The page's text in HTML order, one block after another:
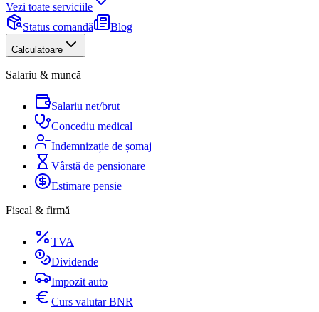
Vezi toate serviciile
Status comandă
Blog
Calculatoare
Salariu & muncă
Salariu net/brut
Concediu medical
Indemnizație de șomaj
Vârstă de pensionare
Estimare pensie
Fiscal & firmă
TVA
Dividende
Impozit auto
Curs valutar BNR